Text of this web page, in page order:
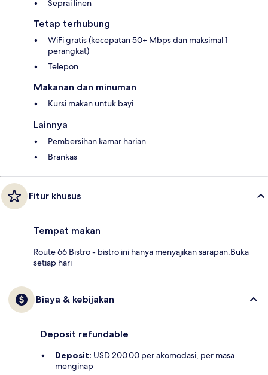
Seprai linen
Tetap terhubung
WiFi gratis (kecepatan 50+ Mbps dan maksimal 1
perangkat)
Telepon
Makanan dan minuman
Kursi makan untuk bayi
Lainnya
Pembersihan kamar harian
Brankas
Fitur khusus
Tempat makan
Route 66 Bistro - bistro ini hanya menyajikan sarapan.Buka
setiap hari
Biaya & kebijakan
Deposit refundable
Deposit: USD 200.00 per akomodasi, per masa
menginap